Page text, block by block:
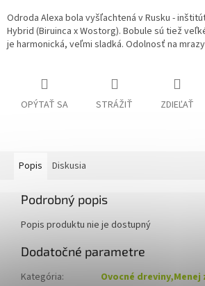
Odroda Alexa bola vyšľachtená v Rusku -
Hybrid (Biruinca x Wostorg). Bobule sú tiež
je harmonická, veľmi sladká. Odolnosť na
OPÝTAŤ SA STRÁŽIŤ ZDIEĽAŤ
Popis Diskusia
Podrobný popis
Popis produktu nie je dostupný
Dodatočné parametre
Kategória:
Ovocné dreviny,Menej